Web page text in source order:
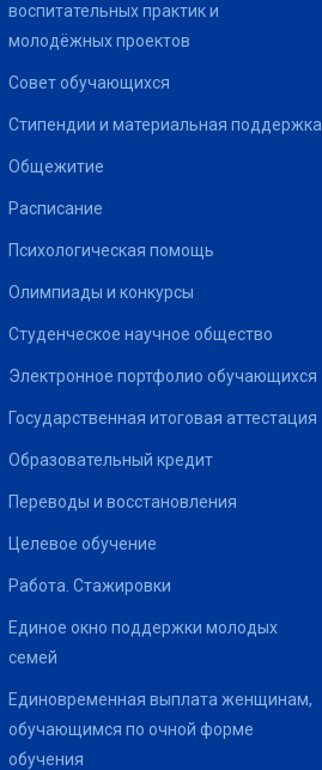
воспитательных практик и
молодёжных проектов
Совет обучающихся
Стипендии и материальная поддержка
Общежитие
Расписание
Психологическая помощь
Олимпиады и конкурсы
Студенческое научное общество
Электронное портфолио обучающихся
Государственная итоговая аттестация
Образовательный кредит
Переводы и восстановления
Целевое обучение
Работа. Стажировки
Единое окно поддержки молодых
семей
Единовременная выплата женщинам,
обучающимся по очной форме
обучения